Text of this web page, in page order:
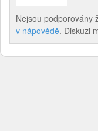
Nejsou podporovány
v nápovědě. Diskuzi